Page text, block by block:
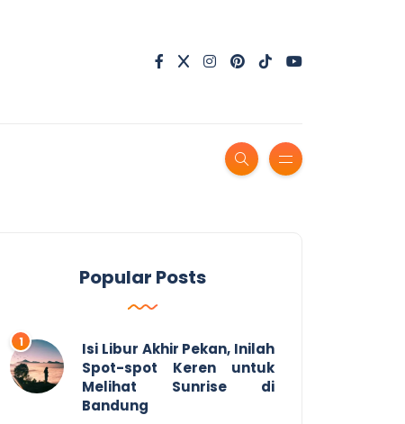
Popular Posts
Isi Libur Akhir Pekan, Inilah
Spot-spot Keren untuk
Melihat Sunrise di
Bandung